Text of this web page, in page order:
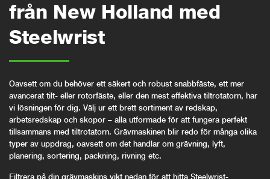
från New Holland med
Steelwrist
Oavsett om du behöver ett säkert och robust snabbfäste, ett mer
avancerat tilt- eller rotorfäste, eller den mest effektiva tiltrotatorn, har
vi lösningen för dig. Välj ur ett brett sortiment av redskap,
arbetsredskap och skopor – alla utformade för att fungera perfekt
tillsammans med tiltrotatorn. Grävmaskinen blir redo för många olika
typer av uppdrag, oavsett om det handlar om grävning, lyft,
planering, sortering, packning, rivning etc.
Filtrera på din grävmaskins vikt nedan för att hitta Steelwrist-